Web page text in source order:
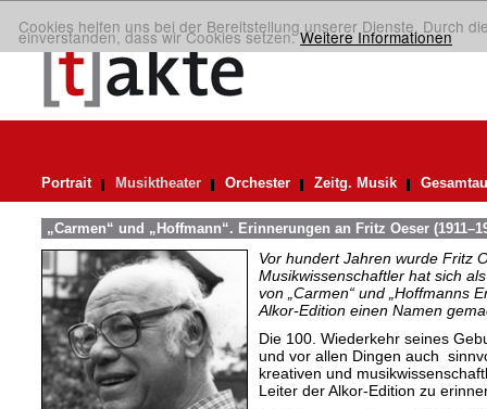
Cookies helfen uns bei der Bereitstellung unserer Dienste. Durch
einverstanden, dass wir Cookies setzen.Weitere Informationen
Portrait Musiktheater Orchester Zeitg. Musik
„Carmen“ und „Hoffmann“. Erinnerungen an Fritz Oeser
Vor hundert Jahren wurde Fritz
Musikwissenschaftler hat sich
von „Carmen“ und „Hoffmanns
Alkor-Edition einen Namen
Die 100. Wiederkehr seines
und vor allen Dingen auch
kreativen und
Leiter der Alkor-Edition zu